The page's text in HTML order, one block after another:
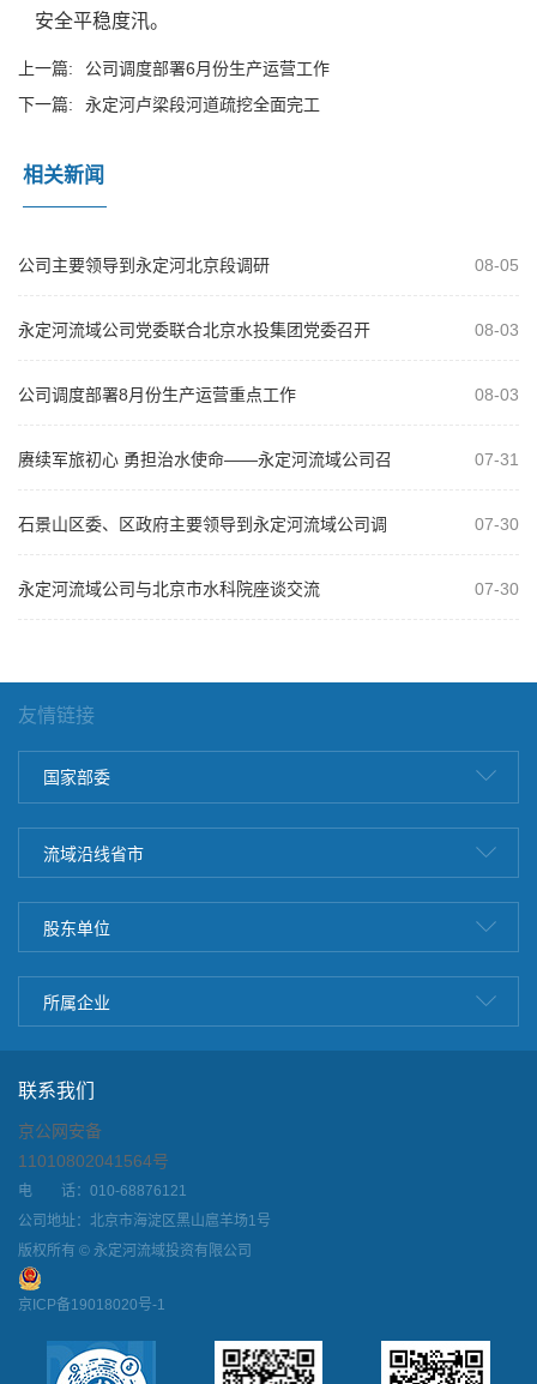
安全平稳度汛。
上一篇:
公司调度部署6月份生产运营工作
下一篇:
永定河卢梁段河道疏挖全面完工
相关新闻
公司主要领导到永定河北京段调研 08-05
永定河流域公司党委联合北京水投集团党委召开
08-03
公司调度部署8月份生产运营重点工作 08-03
赓续军旅初心 勇担治水使命——永定河流域公司召
07-31
石景山区委、区政府主要领导到永定河流域公司调
07-30
永定河流域公司与北京市水科院座谈交流 07-30
友情链接
国家部委
流域沿线省市
股东单位
所属企业
联系我们
京公网安备
11010802041564号
电 话：010-68876121
公司地址：北京市海淀区黑山扈羊场1号
版权所有 © 永定河流域投资有限公司
京ICP备19018020号-1